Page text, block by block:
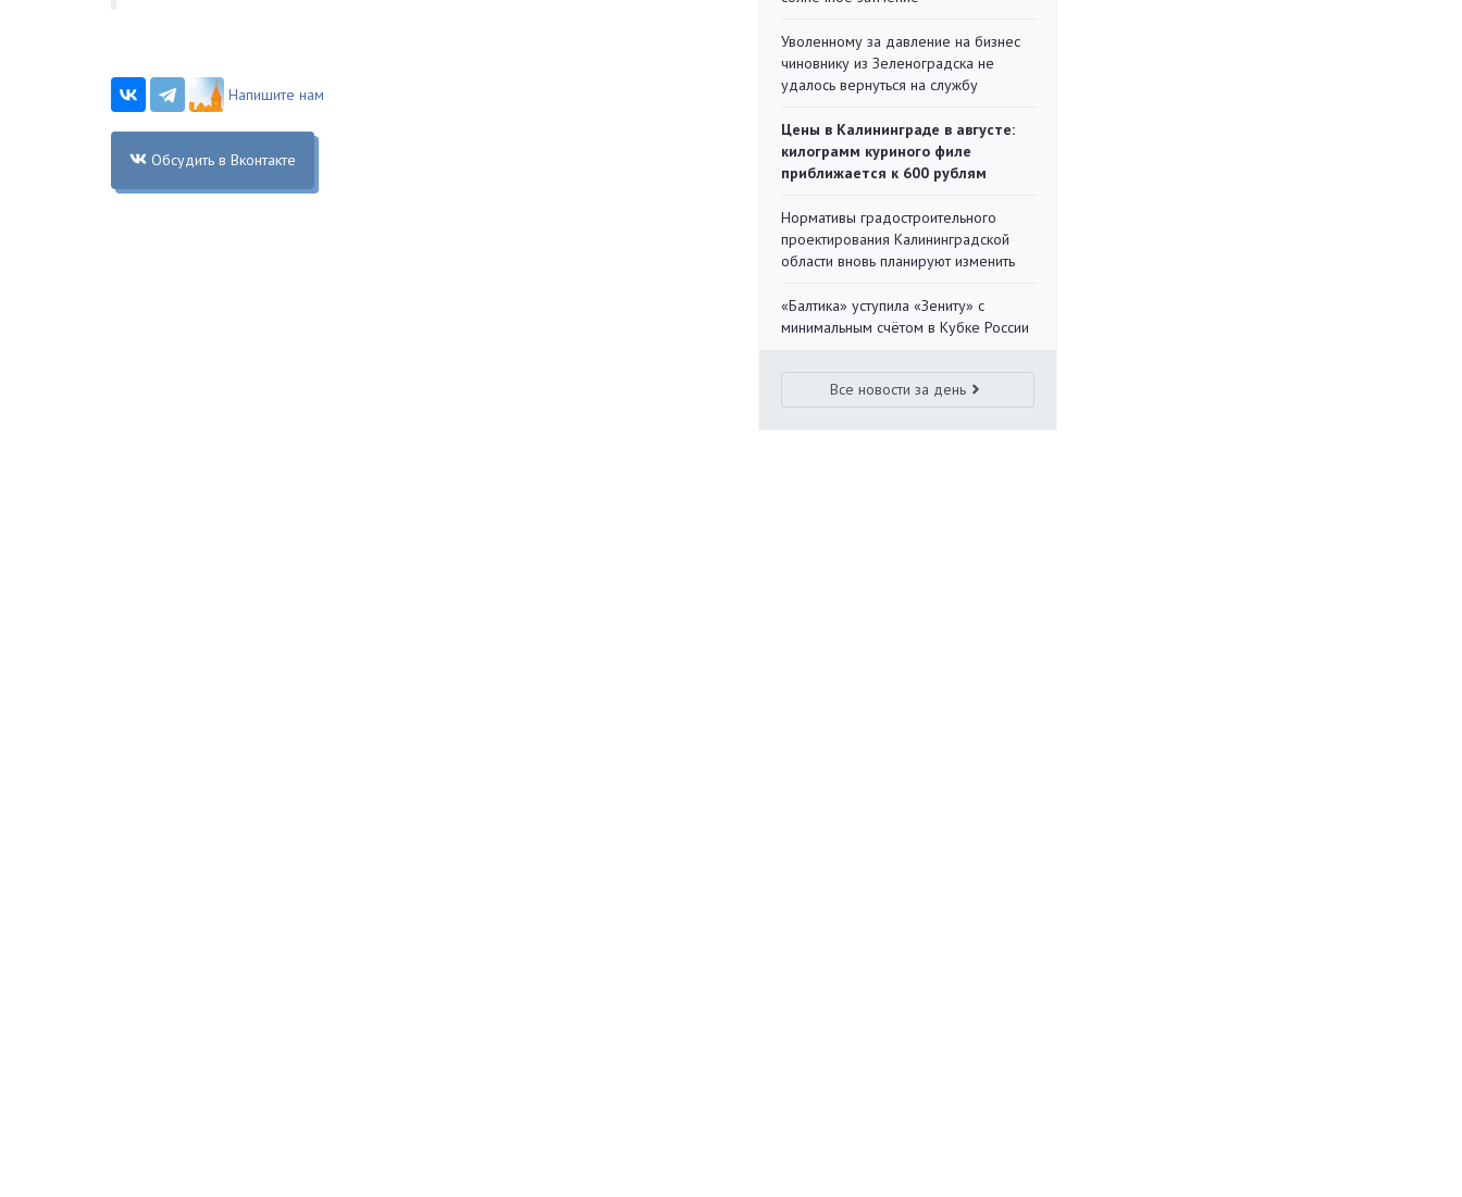
Напишите нам
Обсудить в Вконтакте
Уволенному за давление на бизнес
чиновнику из Зеленоградска не
удалось вернуться на службу
Цены в Калининграде в августе:
килограмм куриного филе
приближается к 600 рублям
Нормативы градостроительного
проектирования Калининградской
области вновь планируют изменить
«Балтика» уступила «Зениту» с
минимальным счётом в Кубке России
Все новости за день